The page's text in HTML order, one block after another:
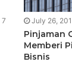
7 July 26,
Pinjaman
Memberi
Bisnis